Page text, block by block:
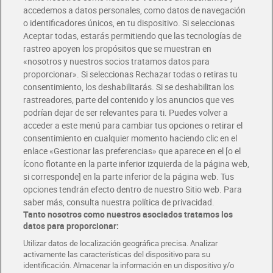
Envío gratis por compras superiores a 100€
Envío estandar por 4,99€
Glovo y Uber Eats
Solicita tu factura de Glovo o Uber Eats
Únete al CLUB Dia
Disfruta las ventajas y ofertas exclusivas.
Descárgate la APP Dia
Folletos y Tiendas
Descubre las mejores ofertas y busca tu tienda más cercana
Tarjeta MaX Dia
Te devuelve hasta 8€/mes de tus compras.
¡Solicita tu tarjeta de crédito aquí!
COMER MEJOR CADA DIA
accedemos a datos personales, como datos de navegación
o identificadores únicos, en tu dispositivo. Si seleccionas
Aceptar todas, estarás permitiendo que las tecnologías de
rastreo apoyen los propósitos que se muestran en
«nosotros y nuestros socios tratamos datos para
proporcionar». Si seleccionas Rechazar todas o retiras tu
consentimiento, los deshabilitarás. Si se deshabilitan los
rastreadores, parte del contenido y los anuncios que ves
podrían dejar de ser relevantes para ti. Puedes volver a
acceder a este menú para cambiar tus opciones o retirar el
consentimiento en cualquier momento haciendo clic en el
enlace «Gestionar las preferencias» que aparece en el [o el
ícono flotante en la parte inferior izquierda de la página web,
si corresponde] en la parte inferior de la página web. Tus
opciones tendrán efecto dentro de nuestro Sitio web. Para
saber más, consulta nuestra política de privacidad.
Tanto nosotros como nuestros asociados tratamos los
datos para proporcionar:
Utilizar datos de localización geográfica precisa. Analizar
activamente las características del dispositivo para su
identificación. Almacenar la información en un dispositivo y/o